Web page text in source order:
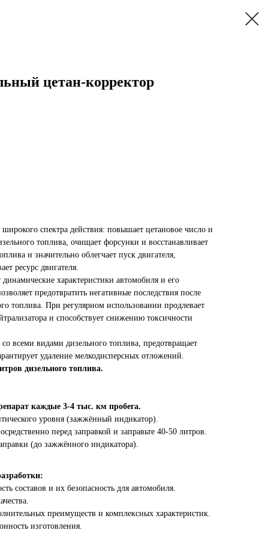
цетан-корректор
спектра действия: повышает цетановое число и
топлива, очищает форсунки и восстанавливает
и значительно облегчает пуск двигателя,
ресурс двигателя.
характеристики автомобиля и его
предотвратить негативные последствия после
топлива. При регулярном использовании продлевает
и способствует снижению токсичности
всеми видами дизельного топлива, предотвращает
удаление мелкодисперсных отложений.
дизельного топлива.
каждые 3-4 тыс. км пробега.
уровня (зажжённый индикатор).
перед заправкой и заправьте 40-50 литров.
(до зажжённого индикатора).
составов и их безопасность для автомобиля.
преимуществ и комплексных характеристик.
изготовления.